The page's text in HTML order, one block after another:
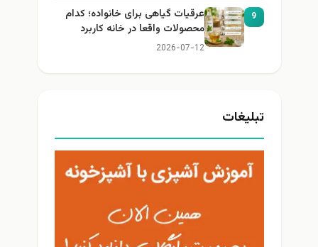
9
عرقیات گیاهی برای خانواده؛ کدام
محصولات واقعا در خانه کاربرد
دارند؟
2026-07-12
تبلیغات